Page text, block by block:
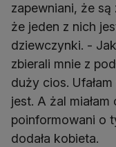
zapewniani, że
że jeden z nich
dziewczynki. -
zbierali mnie z
duży cios.
jest. A żal
poinformowani o
dodała kobieta.